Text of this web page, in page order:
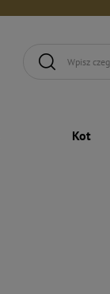
Kot